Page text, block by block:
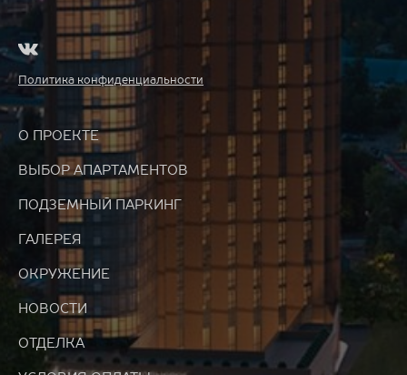
О ПРОЕКТЕ
ВЫБОР АПАРТАМЕНТОВ
ПОДЗЕМНЫЙ ПАРКИНГ
ГАЛЕРЕЯ
ОКРУЖЕНИЕ
НОВОСТИ
ОТДЕЛКА
Политика конфиденциальности